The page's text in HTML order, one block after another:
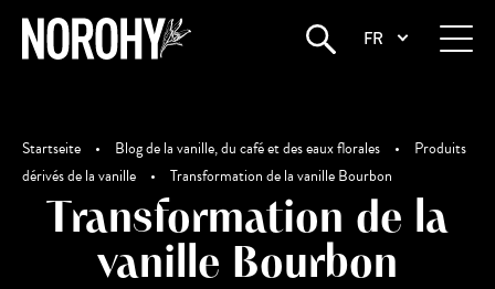
FR
Startseite • Blog de la vanille, du café et des eaux florales •
Produits
dérivés de la vanille
• Transformation de la vanille Bourbon
Transformation de la
vanille Bourbon